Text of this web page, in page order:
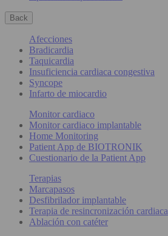
Back
Afecciones
Bradicardia
Taquicardia
Insuficiencia cardiaca congestiva
Syncope
Infarto de miocardio
Monitor cardiaco
Monitor cardiaco implantable
Home Monitoring
Patient App de BIOTRONIK
Cuestionario de la Patient App
Terapias
Marcapasos
Desfibrilador implantable
Terapia de resincronización cardiaca
Ablación con catéter